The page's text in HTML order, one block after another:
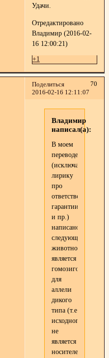
Удачи.
Отредактировано
Владимир (2016-02-
16 12:00:21)
+1
Поделиться
70
2016-02-16 12:11:07
Владимир
написал(а):
В моем
переводе
(исключая
лирику
про
ответственность,
гарантии
и пр.)
написано
животное
является
гомозиготным
для
аллели
дикого
типа (т.е
исходного)и
не
является
носителем